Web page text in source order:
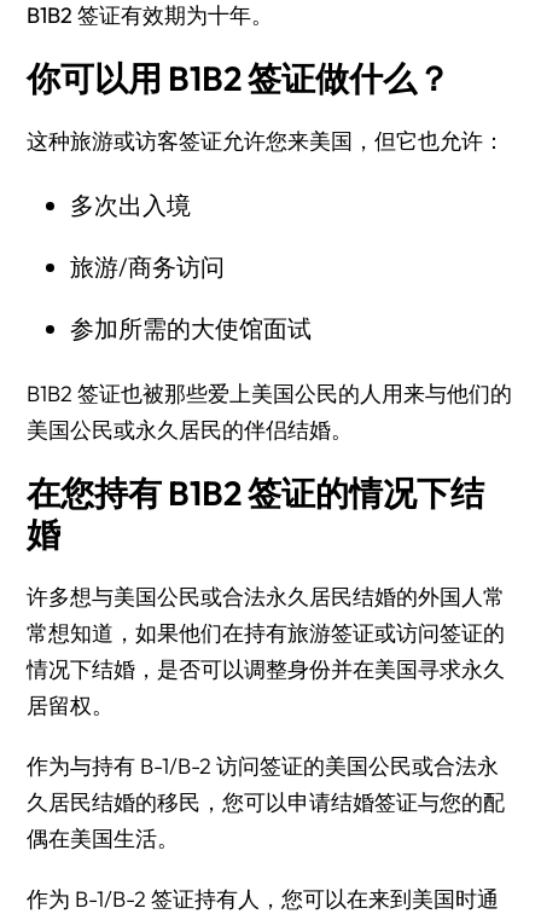
B1B2 签证有效期为十年。
你可以用 B1B2 签证做什么？
这种旅游或访客签证允许您来美国，但它也允许：
多次出入境
旅游/商务访问
参加所需的大使馆面试
B1B2 签证也被那些爱上美国公民的人用来与他们的
美国公民或永久居民的伴侣结婚。
在您持有 B1B2 签证的情况下结
婚
许多想与美国公民或合法永久居民结婚的外国人常
常想知道，如果他们在持有旅游签证或访问签证的
情况下结婚，是否可以调整身份并在美国寻求永久
居留权。
作为与持有 B-1/B-2 访问签证的美国公民或合法永
久居民结婚的移民，您可以申请结婚签证与您的配
偶在美国生活。
作为 B-1/B-2 签证持有人，您可以在来到美国时通